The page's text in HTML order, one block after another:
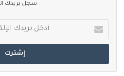
سجل بريدك
بريدك
الإلكتروني